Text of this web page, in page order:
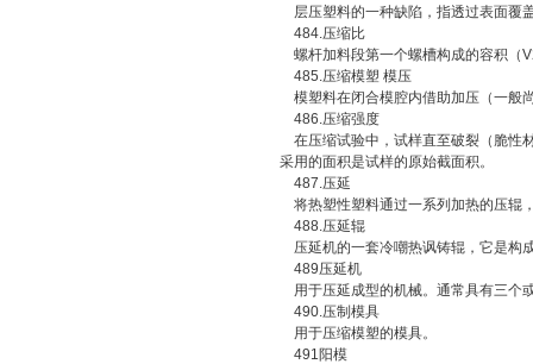
层压塑料的一种缺陷，指透过表面覆
484.压缩比
螺杆加料段第一个螺槽构成的容积（
485.压缩模塑 模压
模塑料在闭合模腔内借助加压（一般
486.压缩强度
在压缩试验中，试样直至破裂（脆性
采用的面积是试样的原始截面积。
487.压延
将热塑性塑料通过一系列加热的压辊
488.压延辊
压延机的一套冷嘲热讽铸辊，它是构
489压延机
用于压延成型的机械。通常具有三个
490.压制模具
用于压缩模塑的模具。
491阳模